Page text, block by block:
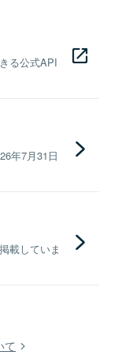
る公式API
年7月31日
載していま
て